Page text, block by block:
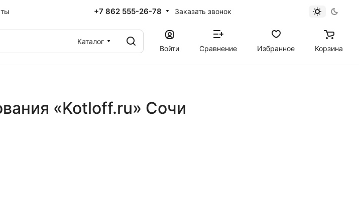
+7 862 555-26-78 Заказать звонок
Каталог
Войти
Сравнение Избранное Корзина
«Kotloff.ru» Сочи